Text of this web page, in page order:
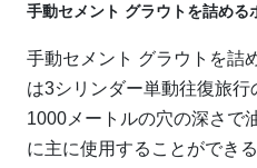
手動セメント グラウトを詰める
手動セメント グラウトを詰
は3シリンダー単動往復旅
1000メートルの穴の深さで
に主に使用することができ